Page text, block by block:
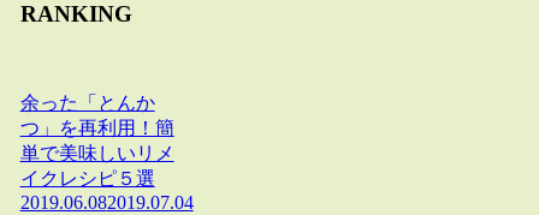
RANKING
余った「とんか
つ」を再利用！簡
単で美味しいリメ
イクレシピ５選
2019.06.082019.07.04